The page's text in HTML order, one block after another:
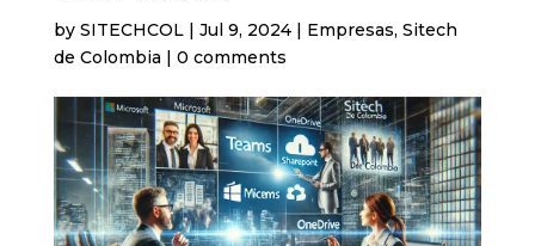
by SITECHCOL| Jul 9, 2024| Empresas, Sitech
de Colombia | 0 comments